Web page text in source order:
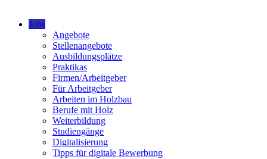
Jobs
Angebote
Stellenangebote
Ausbildungsplätze
Praktikas
Firmen/Arbeitgeber
Für Arbeitgeber
Arbeiten im Holzbau
Berufe mit Holz
Weiterbildung
Studiengänge
Digitalisierung
Tipps für digitale Bewerbung